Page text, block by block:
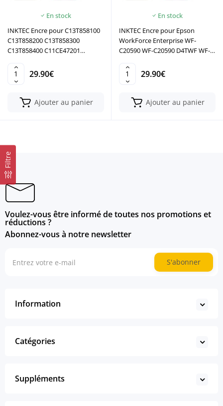
Filtre
En stock
INKTEC Encre pour C13T858100
C13T858200 C13T858300
C13T858400 C11CE47201
C11CE47502 C11CE47502
C11CE47503 C11CE47401SA
29.90€
Ajouter au panier
En stock
INKTEC Encre pour Epson
WorkForce Enterprise WF-
C20590 WF-C20590 D4TWF WF-
C20590c DURABrite Pro
29.90€
Ajouter au panier
Voulez-vous être informé de toutes nos promotions et
réductions ?
Abonnez-vous à notre newsletter
S'abonner
Information
Catégories
Suppléments